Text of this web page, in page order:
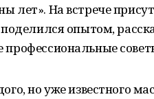
лет». На встрече
опытом,
но уже известного